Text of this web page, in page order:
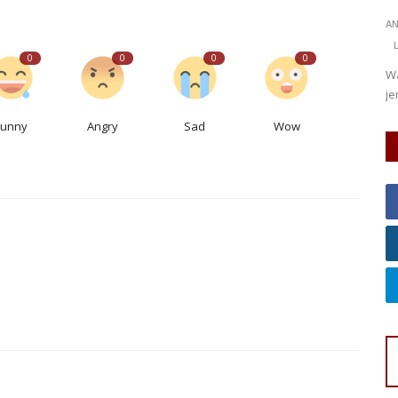
0 0
Angry
0
Sad
0
Wow
Warga Desa Petir hentikan sementara perbaikan
jembatan, minta sosialisasi dan jalur...